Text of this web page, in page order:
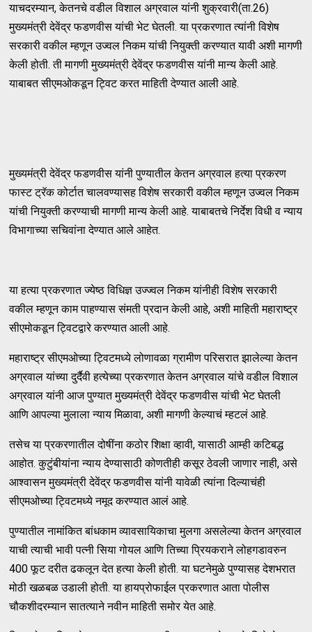
याचदरम्यान, केतनचे वडील विशाल अग्रवाल यांनी शुक्रवारी(ता.26)
मुख्यमंत्री देवेंद्र फडणवीस यांची भेट घेतली. या प्रकरणात त्यांनी विशेष
सरकारी वकील म्हणून उज्वल निकम यांची नियुक्ती करण्यात यावी अशी मागणी
केली होती. ती मागणी मुख्यमंत्री देवेंद्र फडणवीस यांनी मान्य केली आहे.
याबाबत सीएमओकडून ट्विट करत माहिती देण्यात आली आहे.
मुख्यमंत्री देवेंद्र फडणवीस यांनी पुण्यातील केतन अग्रवाल हत्या प्रकरण
फास्ट ट्रॅक कोर्टात चालवण्यासह विशेष सरकारी वकील म्हणून उज्वल निकम
यांची नियुक्ती करण्याची मागणी मान्य केली आहे. याबाबतचे निर्देश विधी व न्याय
विभागाच्या सचिवांना देण्यात आले आहेत.
या हत्या प्रकरणात ज्येष्ठ विधिज्ञ उज्ज्वल निकम यांनीही विशेष सरकारी
वकील म्हणून काम पाहण्यास संमती प्रदान केली आहे, अशी माहिती महाराष्ट्र
सीएमोकडून ट्विटद्वारे करण्यात आली आहे.
महाराष्ट्र सीएमओच्या ट्विटमध्ये लोणावळा ग्रामीण परिसरात झालेल्या केतन
अग्रवाल यांच्या दुर्दैवी हत्येच्या प्रकरणात केतन अग्रवाल यांचे वडील विशाल
अग्रवाल यांनी आज पुण्यात मुख्यमंत्री देवेंद्र फडणवीस यांची भेट घेतली
आणि आपल्या मुलाला न्याय मिळावा, अशी मागणी केल्याचं म्हटलं आहे.
तसेच या प्रकरणातील दोषींना कठोर शिक्षा व्हावी, यासाठी आम्ही कटिबद्ध
आहोत. कुटुंबीयांना न्याय देण्यासाठी कोणतीही कसूर ठेवली जाणार नाही, असे
आश्वासन मुख्यमंत्री देवेंद्र फडणवीस यांनी यावेळी त्यांना दिल्याचंही
सीएमओच्या ट्विटमध्ये नमूद करण्यात आलं आहे.
पुण्यातील नामांकित बांधकाम व्यावसायिकाचा मुलगा असलेल्या केतन अग्रवाल
याची त्याची भावी पत्नी सिया गोयल आणि तिच्या प्रियकराने लोहगडावरुन
400 फूट दरीत ढकलून देत हत्या केली होती. या घटनेमुळे पुण्यासह देशभरात
मोठी खळबळ उडाली होती. या हायप्रोफाईल प्रकरणात आता पोलीस
चौकशीदरम्यान सातत्याने नवीन माहिती समोर येत आहे.